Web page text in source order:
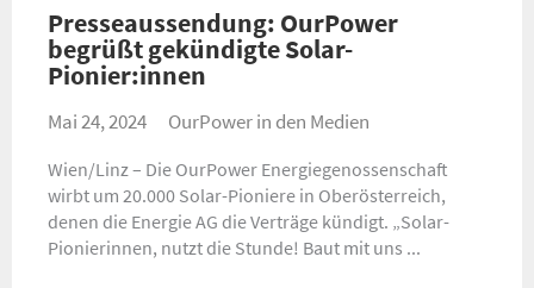
Presseaussendung: OurPower
begrüßt gekündigte Solar-
Pionier:innen
Mai 24, 2024 OurPower in den Medien
Wien/Linz – Die OurPower Energiegenossenschaft
wirbt um 20.000 Solar-Pioniere in Oberösterreich,
denen die Energie AG die Verträge kündigt. „Solar-
Pionierinnen, nutzt die Stunde! Baut mit uns ...